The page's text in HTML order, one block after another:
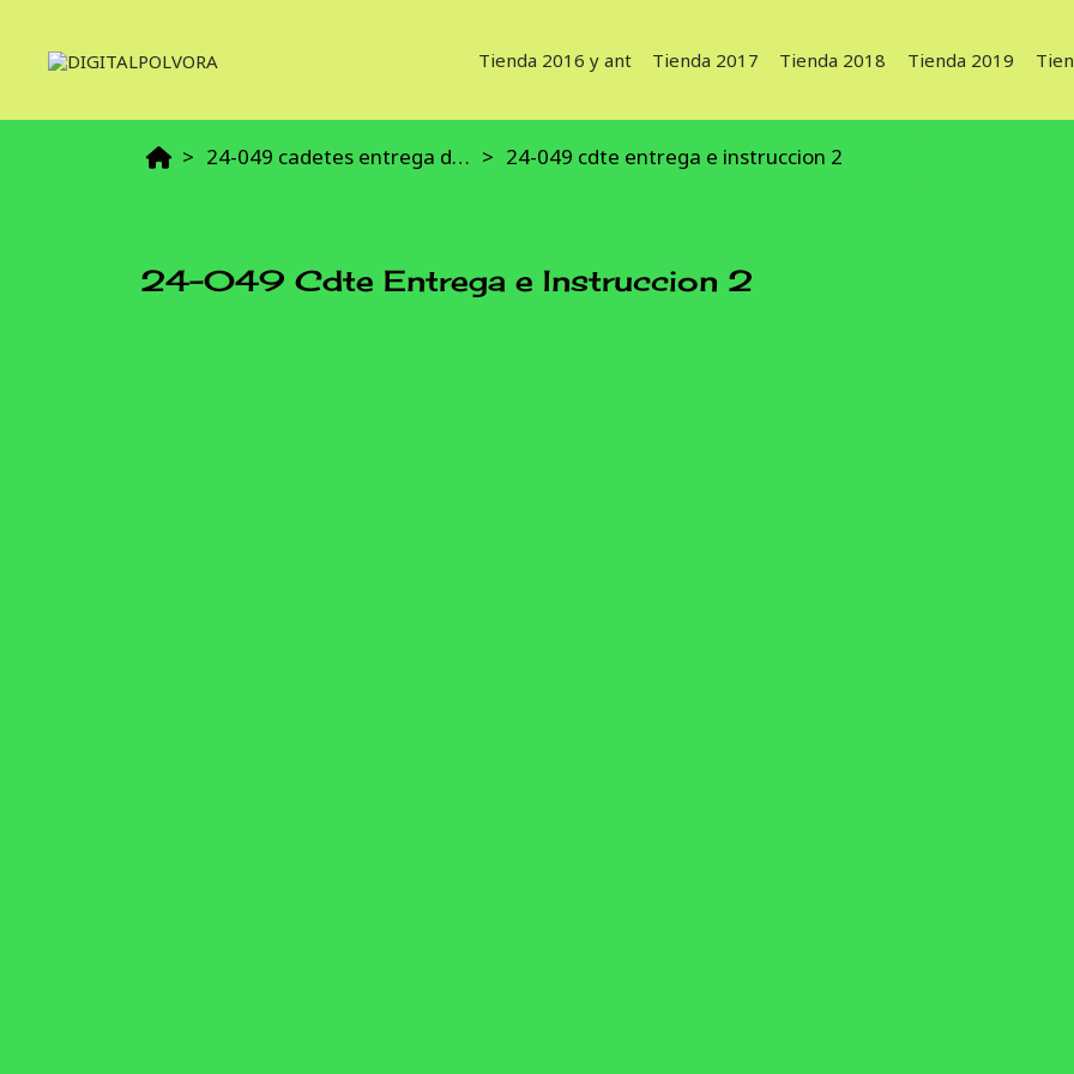
Tienda 2016 y ant Tienda 2017 Tienda 2018 Tienda 2019
24-049 cadetes entrega de diploma e instrucción 24-049 cdte entrega e instruccion 2
24-049 Cdte Entrega e Instruccion 2